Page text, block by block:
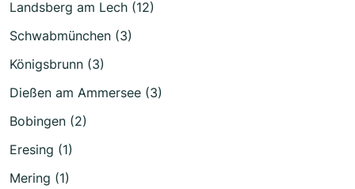
Landsberg am Lech (12)
Schwabmünchen (3)
Königsbrunn (3)
Dießen am Ammersee (3)
Bobingen (2)
Eresing (1)
Mering (1)